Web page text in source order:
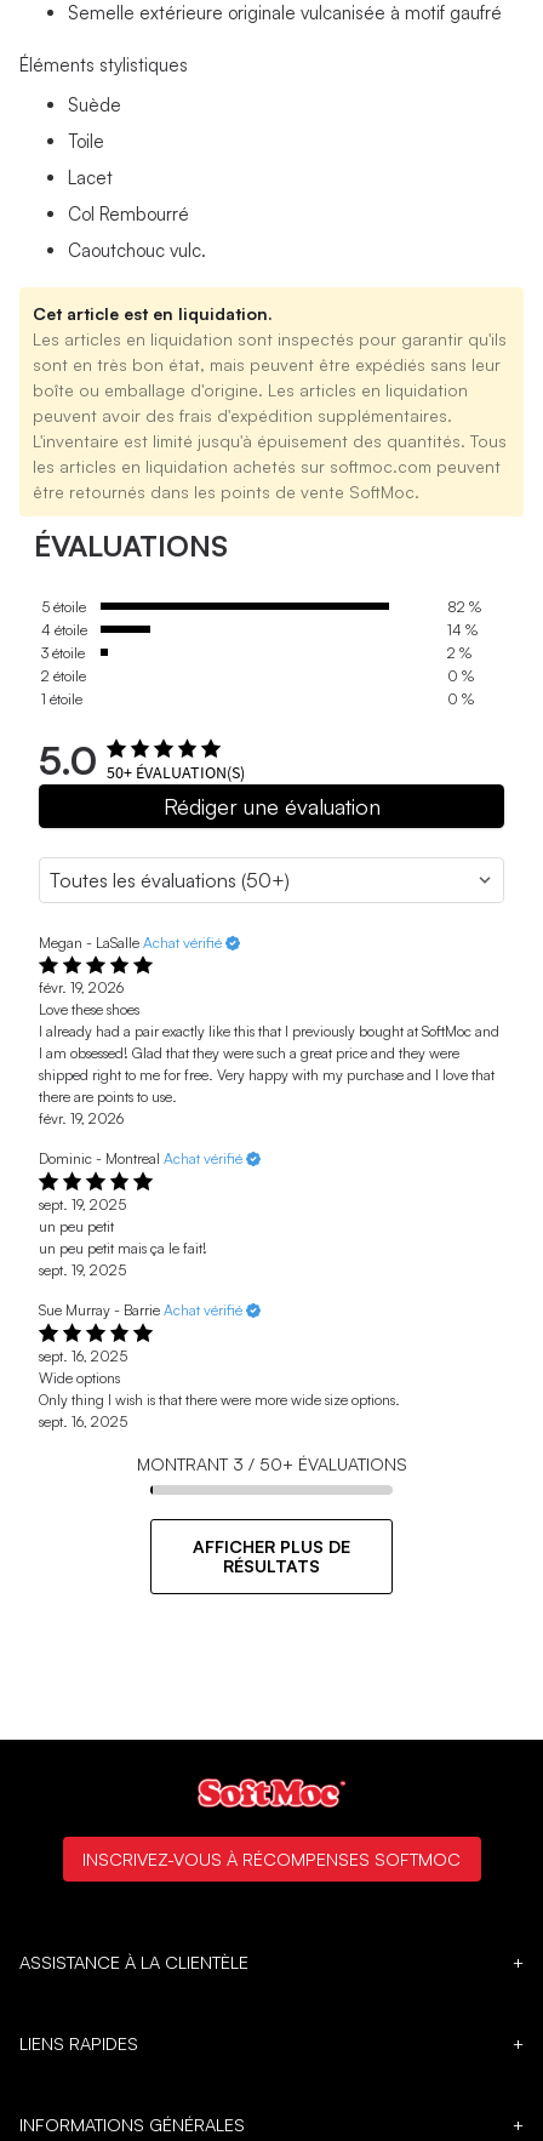
Semelle extérieure originale vulcanisée à motif gaufré
Éléments stylistiques
Suède
Toile
Lacet
Col Rembourré
Caoutchouc vulc.
Cet article est en liquidation.
Les articles en liquidation sont inspectés pour garantir qu'ils
sont en très bon état, mais peuvent être expédiés sans leur
boîte ou emballage d'origine. Les articles en liquidation
peuvent avoir des frais d'expédition supplémentaires.
L'inventaire est limité jusqu'à épuisement des quantités. Tous
les articles en liquidation achetés sur softmoc.com peuvent
être retournés dans les points de vente SoftMoc.
ÉVALUATIONS
5 étoile
82 %
4 étoile
14 %
3 étoile
2 %
2 étoile
0 %
1 étoile
0 %
5.0 50+ ÉVALUATION(S)
Rédiger une évaluation
Megan - LaSalle Achat vérifié
févr. 19, 2026
Love these shoes
I already had a pair exactly like this that I previously bought at SoftMoc and
I am obsessed! Glad that they were such a great price and they were
shipped right to me for free. Very happy with my purchase and I love that
there are points to use.
févr. 19, 2026
Dominic - Montreal Achat vérifié
sept. 19, 2025
un peu petit
un peu petit mais ça le fait!
sept. 19, 2025
Sue Murray - Barrie Achat vérifié
sept. 16, 2025
Wide options
Only thing I wish is that there were more wide size options.
sept. 16, 2025
MONTRANT 3 / 50+ ÉVALUATIONS
AFFICHER PLUS DE
RÉSULTATS
ASSISTANCE À LA CLIENTÈLE +
LIENS RAPIDES +
INFORMATIONS GÉNÉRALES +
INSCRIVEZ-VOUS À RÉCOMPENSES SOFTMOC